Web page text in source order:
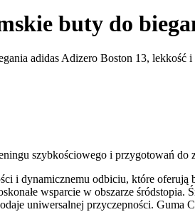
buty do
adidas Adizero Boston 13, lekkość i
szybkościowego i przygotowań do
i dynamicznemu odbiciu, które
wsparcie w obszarze
uniwersalnej przyczepności.